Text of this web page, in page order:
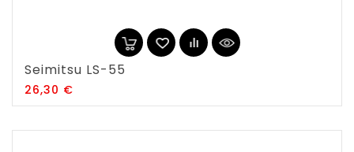
Seimitsu LS-55
26,30 €